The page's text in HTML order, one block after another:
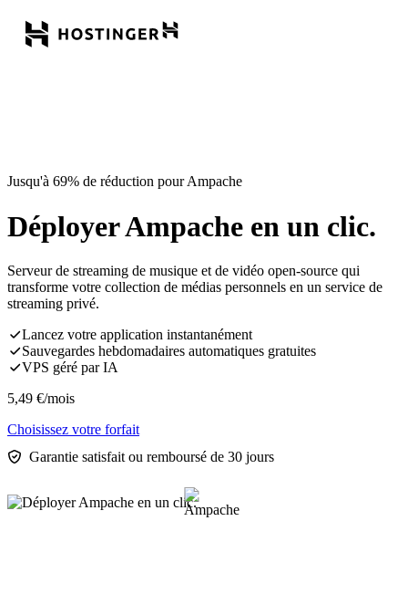
Jusqu'à 69% de réduction pour Ampache
Déployer Ampache en un clic.
Serveur de streaming de musique et de vidéo open-source qui
transforme votre collection de médias personnels en un service de
streaming privé.
Lancez votre application instantanément
Sauvegardes hebdomadaires automatiques gratuites
VPS géré par IA
5,49 €/mois
Choisissez votre forfait
Garantie satisfait ou remboursé de 30 jours